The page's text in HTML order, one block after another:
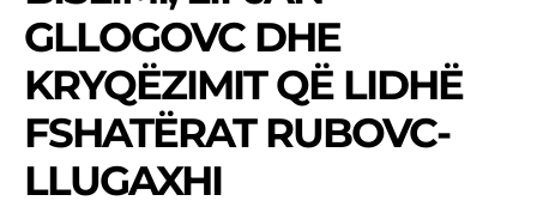
GLLOGOVC DHE
KRYQËZIMIT QË LIDHË
FSHATËRAT RUBOVC-
LLUGAXHI